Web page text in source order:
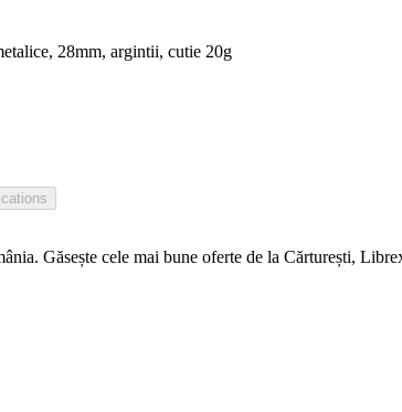
28mm, argintii, cutie 20g
Găsește cele mai bune oferte de la Cărturești,